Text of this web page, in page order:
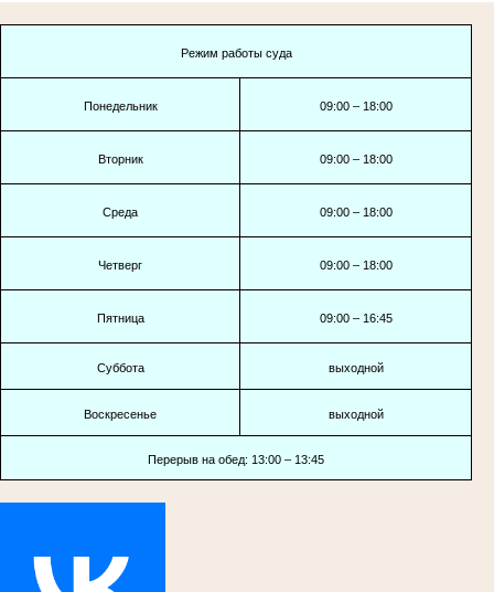
Режим работы суда
Понедельник 09:00 – 18:00
Вторник 09:00 – 18:00
Среда 09:00 – 18:00
Четверг 09:00 – 18:00
Пятница 09:00 – 16:45
Суббота выходной
Воскресенье выходной
Перерыв на обед: 13:00 – 13:45